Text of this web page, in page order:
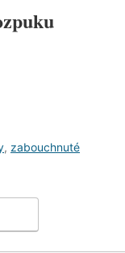
, zabouchnuté